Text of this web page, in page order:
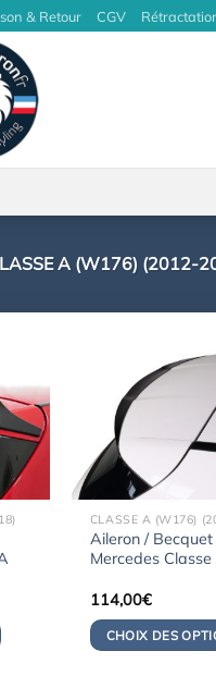
& Retour CGV
A (W176) (2012-
CLASSE A (W176)
Aileron /
Mercedes
114,00€
CHOIX DES